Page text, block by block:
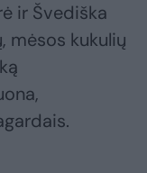
ir Švediška
mėsos kukulių